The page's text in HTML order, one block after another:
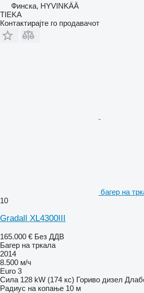
Финска, HYVINKÄÄ
TIEKA
Контактирајте го продавачот
багер на
10
Gradall XL4300III
165.000 € Без ДДВ
Багер на тркала
2014
8.500 м/ч
Euro 3
Сила 128 kW (174 кс) Гориво дизел
Радиус на копање 10 м